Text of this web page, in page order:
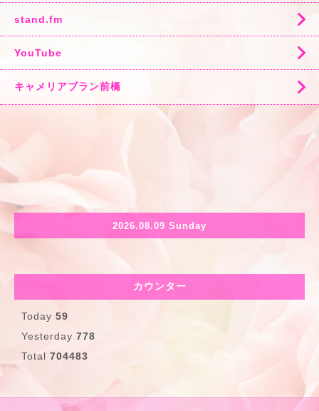
stand.fm
YouTube
キャメリアブラン前橋
2026.08.09 Sunday
カウンター
Today 59
Yesterday 778
Total 704483